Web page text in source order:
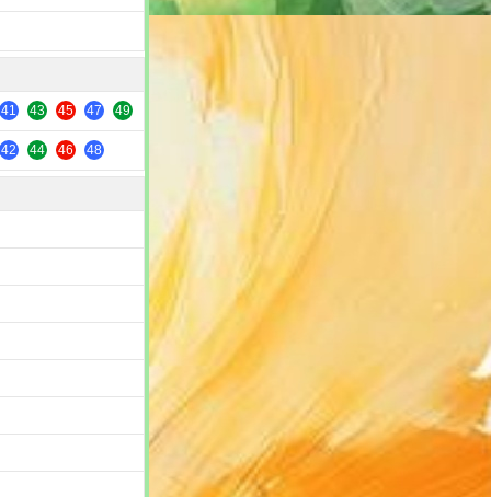
41 43 45 47 49
42 44 46 48